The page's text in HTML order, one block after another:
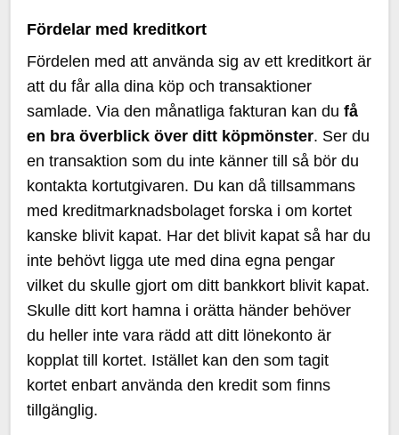
Fördelar med kreditkort
Fördelen med att använda sig av ett kreditkort är
att du får alla dina köp och transaktioner
samlade. Via den månatliga fakturan kan dufå
en bra överblick över ditt köpmönster. Ser du
en transaktion som du inte känner till så bör du
kontakta kortutgivaren. Du kan då tillsammans
med kreditmarknadsbolaget forska i om kortet
kanske blivit kapat. Har det blivit kapat så har du
inte behövt ligga ute med dina egna pengar
vilket du skulle gjort om ditt bankkort blivit kapat.
Skulle ditt kort hamna i orätta händer behöver
du heller inte vara rädd att ditt lönekonto är
kopplat till kortet. Istället kan den som tagit
kortet enbart använda den kredit som finns
tillgänglig.